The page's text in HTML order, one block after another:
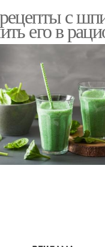
со
Мак-н-
с
его в